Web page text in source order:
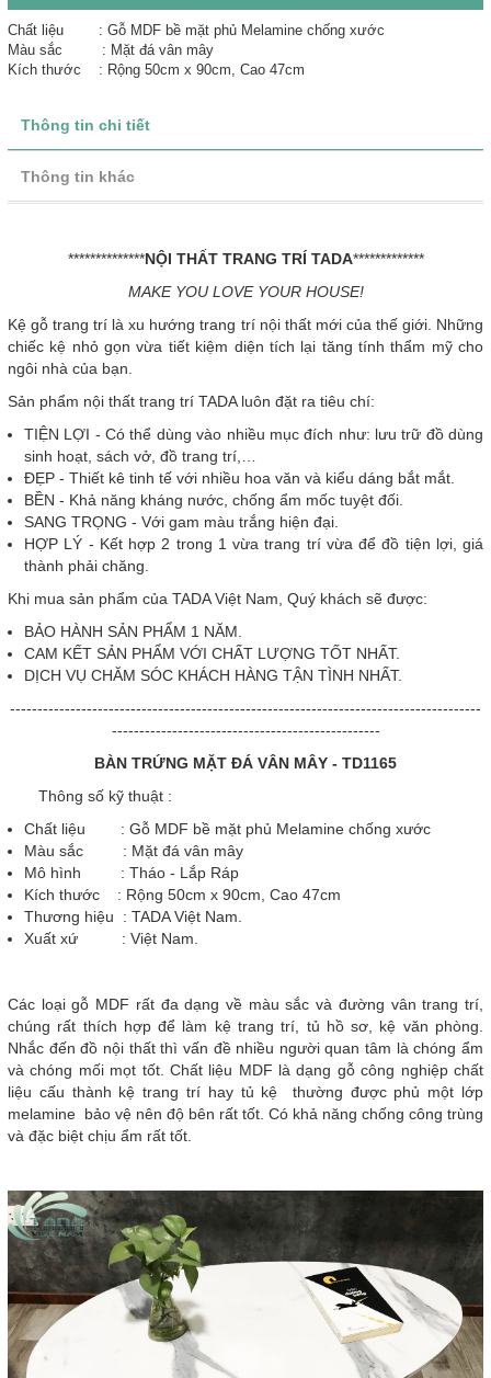
Chất liệu : Gỗ MDF bề mặt phủ Melamine chống xước
Màu sắc : Mặt đá vân mây
Kích thước : Rộng 50cm x 90cm, Cao 47cm
Thông tin chi tiết
Thông tin khác
**************NỘI THẤT TRANG TRÍ TADA*************
MAKE YOU LOVE YOUR HOUSE!
Kệ gỗ trang trí là xu hướng trang trí nội thất mới của thế giới. Những
chiếc kệ nhỏ gọn vừa tiết kiệm diện tích lại tăng tính thẩm mỹ cho
ngôi nhà của bạn.
Sản phẩm nội thất trang trí TADA luôn đặt ra tiêu chí:
TIỆN LỢI - Có thể dùng vào nhiều mục đích như: lưu trữ đồ dùng
sinh hoạt, sách vở, đồ trang trí,…
ĐẸP - Thiết kê tinh tế với nhiều hoa văn và kiểu dáng bắt mắt.
BỀN - Khả năng kháng nước, chống ẩm mốc tuyệt đối.
SANG TRỌNG - Với gam màu trắng hiện đại.
HỢP LÝ - Kết hợp 2 trong 1 vừa trang trí vừa để đồ tiện lợi, giá
thành phải chăng.
Khi mua sản phẩm của TADA Việt Nam, Quý khách sẽ được:
BẢO HÀNH SẢN PHẨM 1 NĂM.
CAM KẾT SẢN PHẨM VỚI CHẤT LƯỢNG TỐT NHẤT.
DỊCH VỤ CHĂM SÓC KHÁCH HÀNG TẬN TÌNH NHẤT.
--------------------------------------------------------------------------------------
-------------------------------------------------
BÀN TRỨNG MẶT ĐÁ VÂN MÂY - TD1165
Thông số kỹ thuật :
Chất liệu : Gỗ MDF bề mặt phủ Melamine chống xước
Màu sắc : Mặt đá vân mây
Mô hình : Tháo - Lắp Ráp
Kích thước : Rộng 50cm x 90cm, Cao 47cm
Thương hiệu : TADA Việt Nam.
Xuất xứ : Việt Nam.
Các loại gỗ MDF rất đa dạng về màu sắc và đường vân trang trí,
chúng rất thích hợp để làm kệ trang trí, tủ hồ sơ, kệ văn phòng.
Nhắc đến đồ nội thất thì vấn đề nhiều người quan tâm là chóng ẩm
và chóng mối mọt tốt. Chất liệu MDF là dạng gỗ công nghiệp chất
liệu cấu thành kệ trang trí hay tủ kệ thường được phủ một lớp
melamine bảo vệ nên độ bên rất tốt. Có khả năng chống công trùng
và đặc biệt chịu ẩm rất tốt.